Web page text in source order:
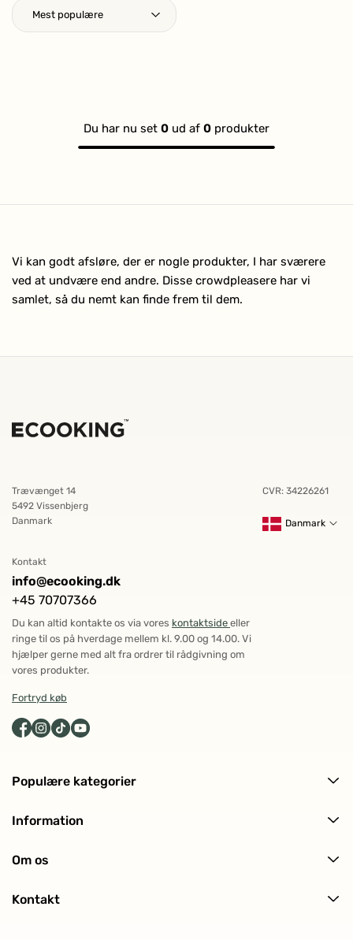
Du har nu set 0 ud af 0 produkter
Vi kan godt afsløre, der er nogle produkter, I har sværere
ved at undvære end andre. Disse crowdpleasere har vi
samlet, så du nemt kan finde frem til dem.
Trævænget 14
5492 Vissenbjerg
Danmark
CVR: 34226261
Danmark
Populære kategorier
Ansigtspleje
Solpleje
Information
Ofte stillede spørgsmål (FAQ)
Om os
Historien bag
Kontakt
Kontakt
info@ecooking.dk
+45 70707366
Du kan altid kontakte os via vores kontaktside eller
ringe til os på hverdage mellem kl. 9.00 og 14.00. Vi
hjælper gerne med alt fra ordrer til rådgivning om
vores produkter.
Fortryd køb